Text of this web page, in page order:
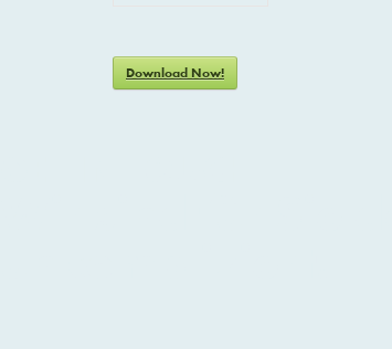
Download Now!